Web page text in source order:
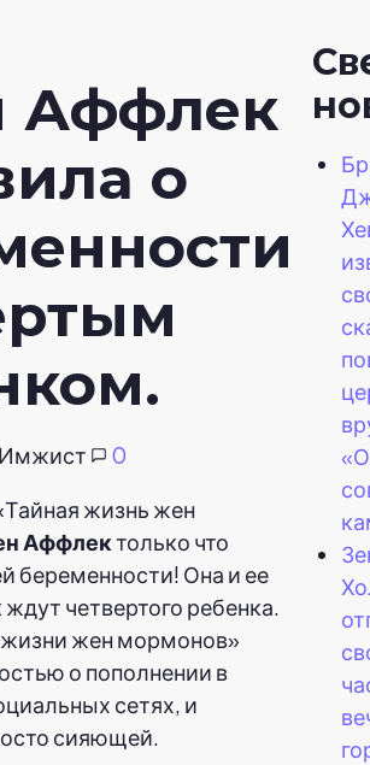
Аффлек
о
Имжист
0
жизнь жен
Аффлектолько что
беременности! Она и ее
четвертого ребенка.
жизни жен мормонов»
о пополнении в
сетях, и
сияющей.